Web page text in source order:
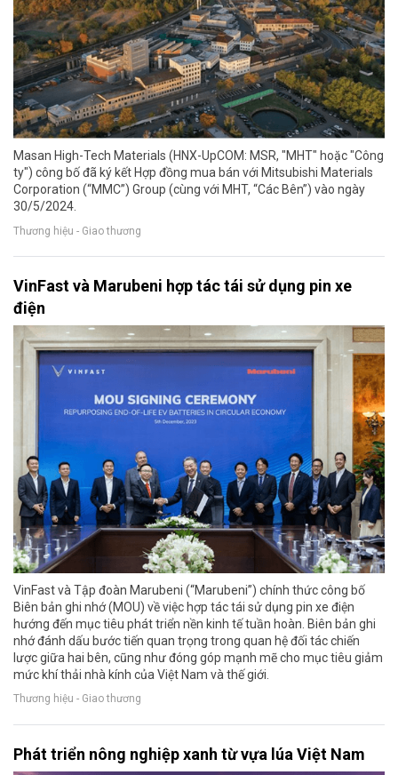
Masan High-Tech Materials (HNX-UpCOM: MSR, "MHT" hoặc "Công
ty") công bố đã ký kết Hợp đồng mua bán với Mitsubishi Materials
Corporation (“MMC”) Group (cùng với MHT, “Các Bên”) vào ngày
30/5/2024.
Thương hiệu - Giao thương
VinFast và Marubeni hợp tác tái sử dụng pin xe
điện
VinFast và Tập đoàn Marubeni (“Marubeni”) chính thức công bố
Biên bản ghi nhớ (MOU) về việc hợp tác tái sử dụng pin xe điện
hướng đến mục tiêu phát triển nền kinh tế tuần hoàn. Biên bản ghi
nhớ đánh dấu bước tiến quan trọng trong quan hệ đối tác chiến
lược giữa hai bên, cũng như đóng góp mạnh mẽ cho mục tiêu giảm
mức khí thải nhà kính của Việt Nam và thế giới.
Thương hiệu - Giao thương
Phát triển nông nghiệp xanh từ vựa lúa Việt Nam